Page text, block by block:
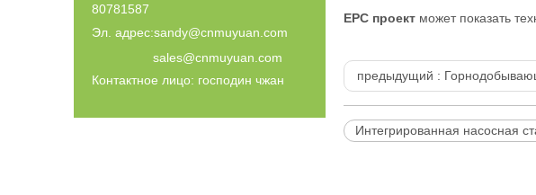
80781587
Эл. адрес:sandy@cnmuyuan.com
sales@cnmuyuan.com
Контактное лицо: господин чжан
EPC проект может показать
предыдущий : Горнодобывающая промышленность Южной Африки
Интегрированная насосная